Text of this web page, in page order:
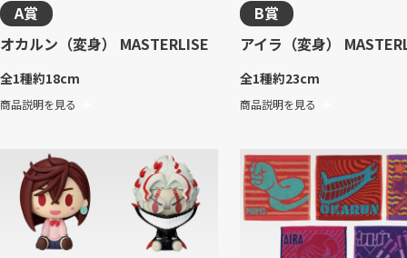
A賞
オカルン（変身） MASTERLISE
全1種約18cm
商品説明を見る
B賞
アイラ（変身）
全1種約23cm
商品説明を見る